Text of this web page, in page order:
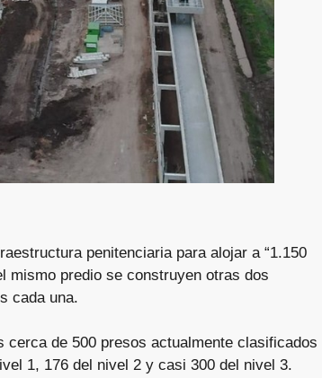
penitenciaria para alojar a “1.150
mismo predio se construyen otras dos
cada una.
de 500 presos actualmente clasificados
1, 176 del nivel 2 y casi 300 del nivel 3.